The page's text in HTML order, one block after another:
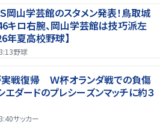
岡山学芸館のスタメン発表！鳥取城
キロ右腕、岡山学芸館は技巧派左
年夏高校野球】
野球
戦復帰 Ｗ杯オランダ戦での負傷
エダードのプレシーズンマッチに約３
サッカー